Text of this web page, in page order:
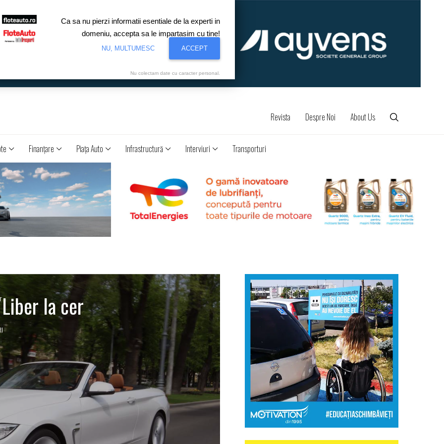
Revista Despre Noi About Us
Finanţare Piaţa Auto Infrastructură Interviuri Transporturi
la cer
Ca sa nu pierzi informatii esentiale de la experti in
domeniu, accepta sa le impartasim cu tine!
NU, MULTUMESC ACCEPT
Nu colectam date cu caracter personal.